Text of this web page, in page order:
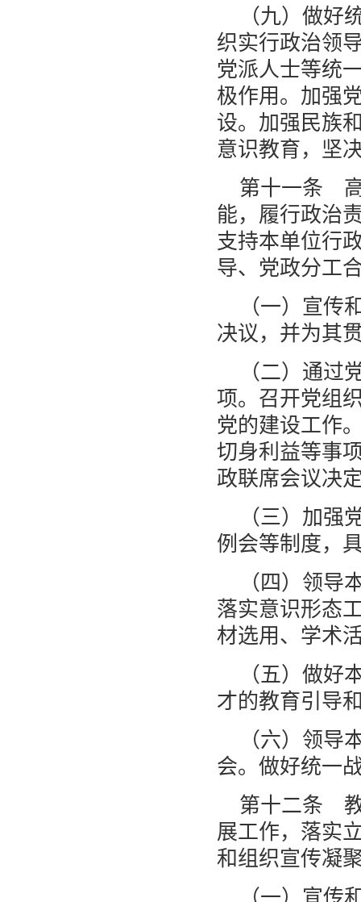
（九）做好
织实行政治领
党派人士等统
极作用。加强
设。加强民族
意识教育，坚
第十一条 高
能，履行政治
支持本单位行
导、党政分工
（一）宣传
决议，并为其
（二）通过
项。召开党组
党的建设工作
切身利益等事
政联席会议决
（三）加强
例会等制度，
（四）领导
落实意识形态
材选用、学术
（五）做好
才的教育引导
（六）领导
会。做好统一
第十二条 教
展工作，落实
和组织宣传凝
（一）宣传